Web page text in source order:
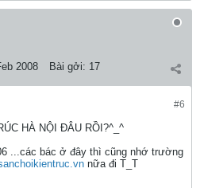
2008 Bài gởi: 17
#6
HÀ NỘI ĐÂU RỒI?^_^
...các bác ở đây thì cũng nhớ trường
nữa đi T_T